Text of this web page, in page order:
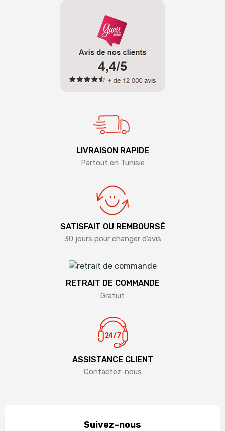
LIVRAISON RAPIDE
Partout en Tunisie
SATISFAIT OU REMBOURSÉ
30 jours pour changer d’avis
RETRAIT DE COMMANDE
Gratuit
ASSISTANCE CLIENT
Contactez-nous
Suivez-nous